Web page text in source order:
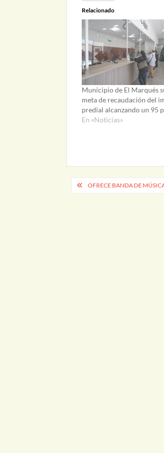
Relacionado
Municipio de El Marqués
meta de recaudación del
predial alcanzando un 95
En «Noticias»
Navegación
OFRECE BANDA DE